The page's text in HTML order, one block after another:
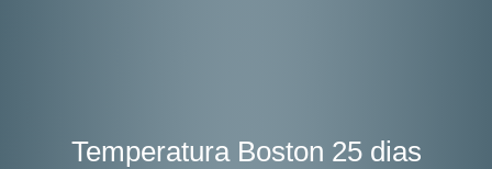
Temperatura Boston 25 dias